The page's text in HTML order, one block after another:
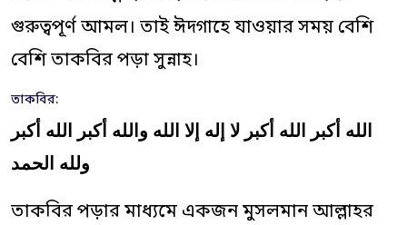
গুরুত্বপূর্ণ আমল। তাই ঈদগাহে যাওয়ার সময় বেশি
বেশি তাকবির পড়া সুন্নাহ।
তাকবির:
الله أكبر الله أكبر لا إله إلا الله والله أكبر الله أكبر
ولله الحمد
তাকবির পড়ার মাধ্যমে একজন মুসলমান আল্লাহর